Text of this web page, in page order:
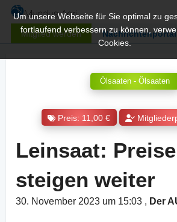
Mitglied werden Nachrichtenportal
Um unsere Webseite für Sie optimal zu
fortlaufend verbessern zu können,
Cookies.
Ölsaaten - Ölsaaten
Preis: 11,00 €
Leinsaat: Preise
steigen weiter
30. November 2023 um 15:03 , Der